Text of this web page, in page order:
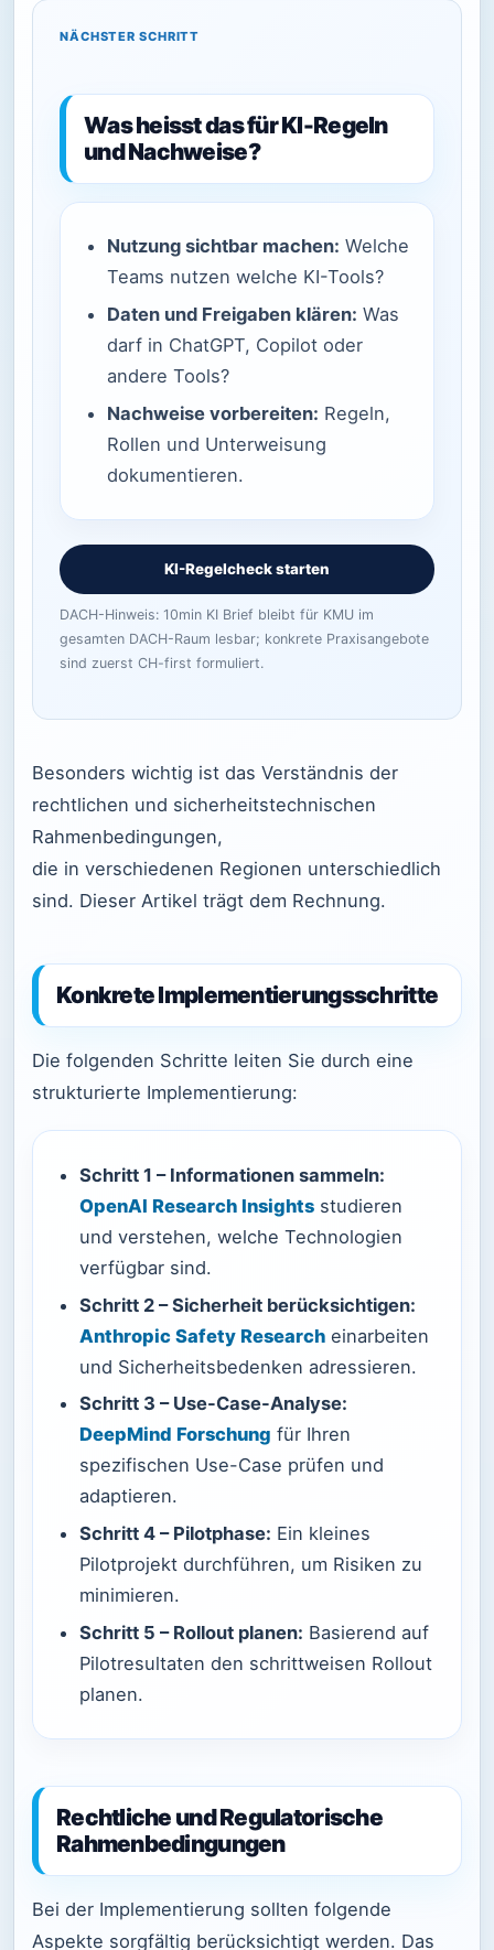
NÄCHSTER SCHRITT
Was heisst das für KI-Regeln
und Nachweise?
Nutzung sichtbar machen: Welche
Teams nutzen welche KI-Tools?
Daten und Freigaben klären: Was
darf in ChatGPT, Copilot oder
andere Tools?
Nachweise vorbereiten: Regeln,
Rollen und Unterweisung
dokumentieren.
KI-Regelcheck starten
DACH-Hinweis: 10min KI Brief bleibt für KMU im
gesamten DACH-Raum lesbar; konkrete Praxisangebote
sind zuerst CH-first formuliert.
Besonders wichtig ist das Verständnis der
rechtlichen und sicherheitstechnischen
Rahmenbedingungen,
die in verschiedenen Regionen unterschiedlich
sind. Dieser Artikel trägt dem Rechnung.
Konkrete Implementierungsschritte
Die folgenden Schritte leiten Sie durch eine
strukturierte Implementierung:
Schritt 1 – Informationen sammeln:
OpenAI Research Insights studieren
und verstehen, welche Technologien
verfügbar sind.
Schritt 2 – Sicherheit berücksichtigen:
Anthropic Safety Research einarbeiten
und Sicherheitsbedenken adressieren.
Schritt 3 – Use-Case-Analyse:
DeepMind Forschung für Ihren
spezifischen Use-Case prüfen und
adaptieren.
Schritt 4 – Pilotphase: Ein kleines
Pilotprojekt durchführen, um Risiken zu
minimieren.
Schritt 5 – Rollout planen: Basierend auf
Pilotresultaten den schrittweisen Rollout
planen.
Rechtliche und Regulatorische
Rahmenbedingungen
Bei der Implementierung sollten folgende
Aspekte sorgfältig berücksichtigt werden. Das